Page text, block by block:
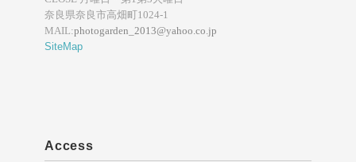
奈良県奈良市高畑町1024-1
MAIL:photogarden_2013@yahoo.co.jp
SiteMap
Access